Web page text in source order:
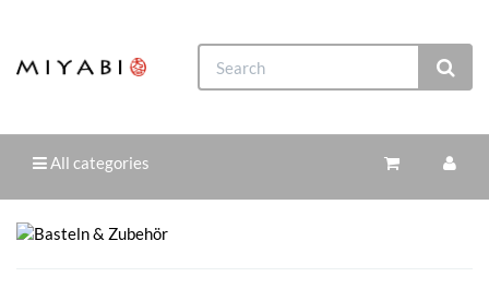
All categories